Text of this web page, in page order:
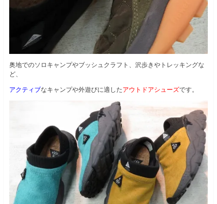
奥地でのソロキャンプやブッシュクラフト、沢歩きやトレッキングな
ど、
アクティブなキャンプや外遊びに適したアウトドアシューズです。